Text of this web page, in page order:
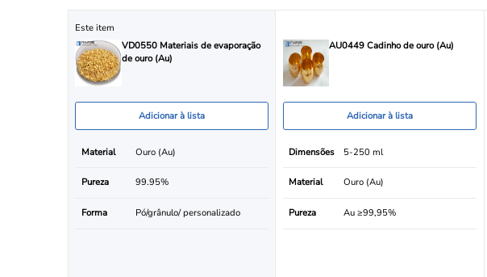
Este item
VD0550 Materiais de evaporação
de ouro (Au)
Adicionar à lista
Material Ouro (Au)
Pureza 99.95%
Forma Pó/grânulo/ personalizado
AU0449 Cadinho de ouro (Au)
Adicionar à lista
Dimensões 5-250 ml
Material Ouro (Au)
Pureza Au ≥99,95%